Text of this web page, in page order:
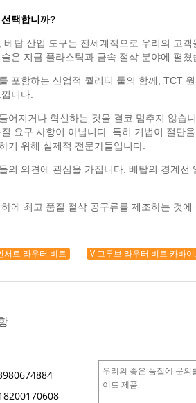
택합니까?
베탑 산업 도구는 전세계적으로 우리의 고
은 지금 플라스틱과 금속 절삭 분야에 펼
포함하는 산업적 퀄리티 툴의 함께, TCT
니다.
어지거나 혁신하는 것을 결코 멈추지 않습
요구 사항이 아닙니다. 특히 기법이 절단
기 위해 실제적 전문가들입니다.
의 의견에 관심을 가집니다. 베탑의 경계
에 최고 품질 절삭 공구류를 제조하는 것
서트 라우터 비트 V 그루브 라우터 비트 카바